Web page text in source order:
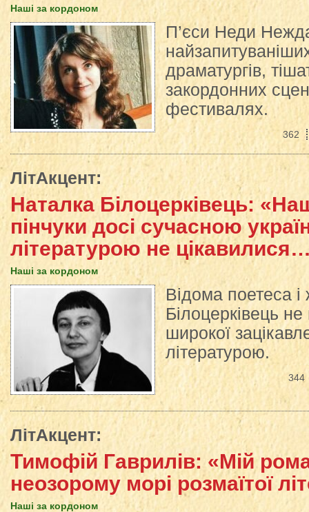
Наші за кордоном
П’єси Неди
драматургів,
закордонних
фестивалях.
362
ЛітАкцент:
Наталка Білоцерківець:
пінчуки досі сучасною
літературою не
Наші за кордоном
Відома поетеса
Білоцерківець
широкої
літературою.
344
ЛітАкцент:
Тимофій Гаврилів: «Мій
неозорому морі розмаїтої
Наші за кордоном